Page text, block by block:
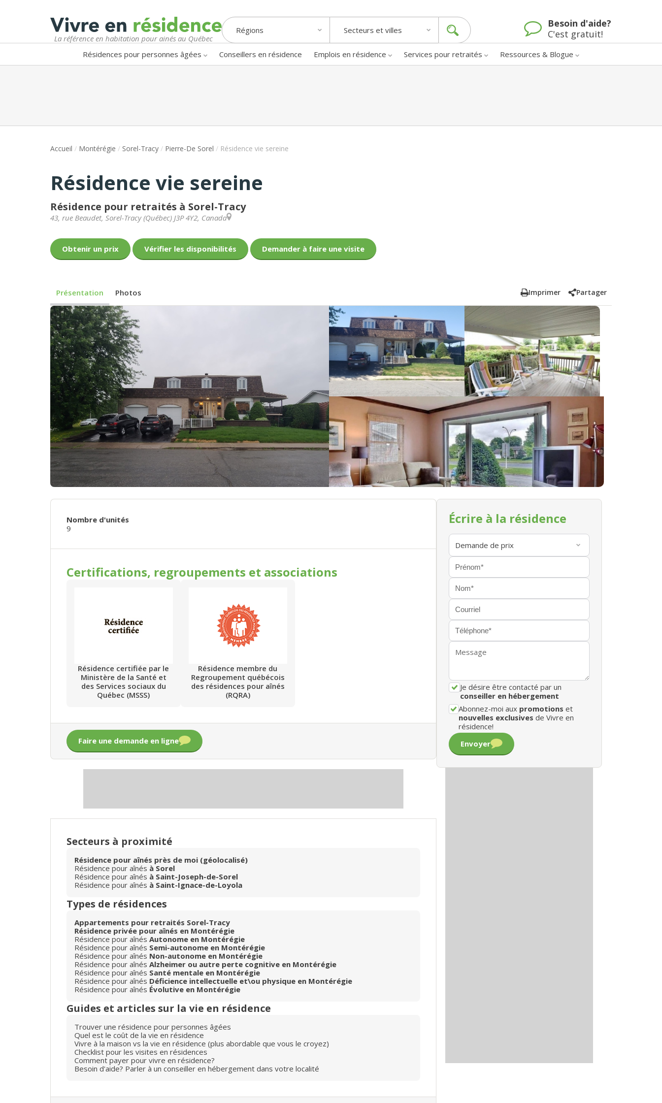
La référence en habitation pour ainés au Québec
Régions Secteurs et villes
Besoin d'aide?
C'est gratuit!
Résidences pour personnes âgées Conseillers en résidence Emplois en résidence Services pour retraités Ressources & Blogue
Accueil / Montérégie / Sorel-Tracy / Pierre-De Sorel / Résidence vie sereine
Résidence vie sereine
Résidence pour retraités à Sorel-Tracy
43, rue Beaudet, Sorel-Tracy(Québec) J3P 4Y2, Canada
Obtenir un prix Vérifier les disponibilités Demander à faire une visite
Présentation Photos Imprimer Partager
Nombre d'unités
9
Certifications, regroupements et associations
Résidence certifiée par le
Ministère de la Santé et
des Services sociaux du
Québec (MSSS)
Résidence membre du
Regroupement québécois
des résidences pour aînés
(RQRA)
Faire une demande en ligne
Secteurs à proximité
Résidence pour aînés près de moi (géolocalisé)
Résidence pour aînés à Sorel
Résidence pour aînés à Saint-Joseph-de-Sorel
Résidence pour aînés à Saint-Ignace-de-Loyola
Types de résidences
Appartements pour retraités Sorel-Tracy
Résidence privée pour aînés en Montérégie
Résidence pour aînés Autonome en Montérégie
Résidence pour aînés Semi-autonome en Montérégie
Résidence pour aînés Non-autonome en Montérégie
Résidence pour aînés Alzheimer ou autre perte cognitive en Montérégie
Résidence pour aînés Santé mentale en Montérégie
Résidence pour aînés Déficience intellectuelle et\ou physique en Montérégie
Résidence pour aînés Évolutive en Montérégie
Guides et articles sur la vie en résidence
Trouver une résidence pour personnes âgées
Quel est le coût de la vie en résidence
Vivre à la maison vs la vie en résidence (plus abordable que vous le croyez)
Checklist pour les visites en résidences
Comment payer pour vivre en résidence?
Besoin d'aide? Parler à un conseiller en hébergement dans votre localité
Écrire à la résidence
Je désire être contacté par un
conseiller en hébergement
Abonnez-moi aux promotions et
nouvelles exclusives de Vivre en
résidence!
Envoyer